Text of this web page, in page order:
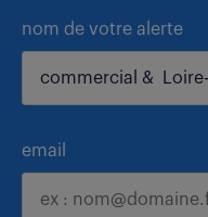
nom de votre alerte
email